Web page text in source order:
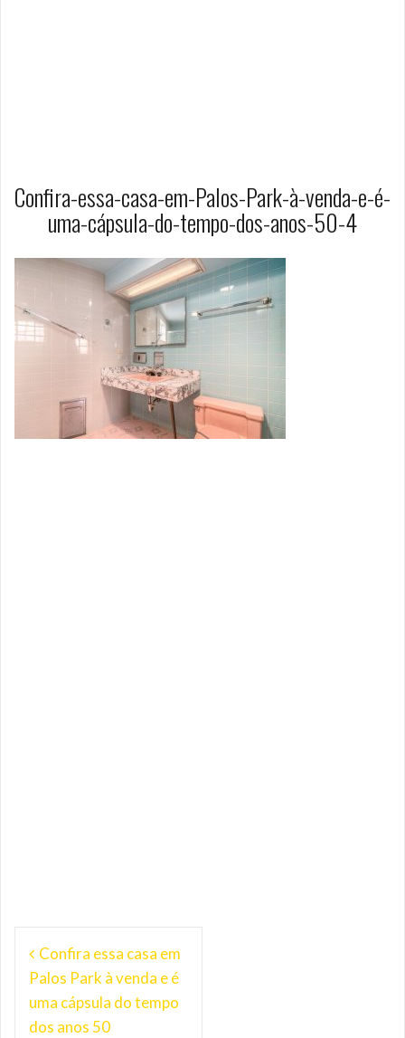
Confira-essa-casa-em-Palos-Park-à-venda-e-é-
uma-cápsula-do-tempo-dos-anos-50-4
Navegação
de
Post
Confira essa casa em
Palos Park à venda e é
uma cápsula do tempo
dos anos 50